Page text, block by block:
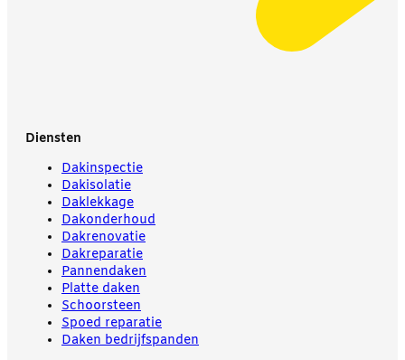
Diensten
Dakinspectie
Dakisolatie
Daklekkage
Dakonderhoud
Dakrenovatie
Dakreparatie
Pannendaken
Platte daken
Schoorsteen
Spoed reparatie
Daken bedrijfspanden